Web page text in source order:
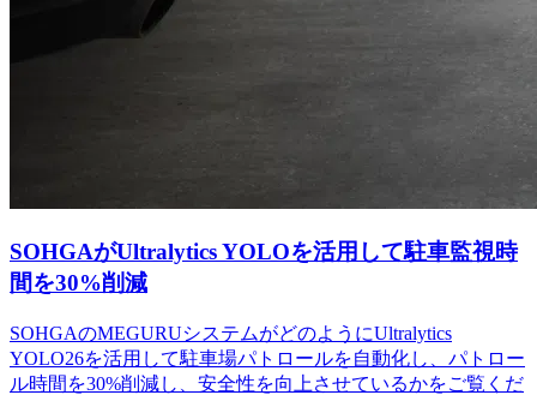
SOHGAがUltralytics YOLOを活用して駐車監視時
間を30%削減
SOHGAのMEGURUシステムがどのようにUltralytics
YOLO26を活用して駐車場パトロールを自動化し、パトロー
ル時間を30%削減し、安全性を向上させているかをご覧くだ